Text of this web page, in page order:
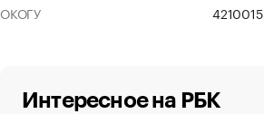
ОКОГУ
4210015
Интересное на РБК